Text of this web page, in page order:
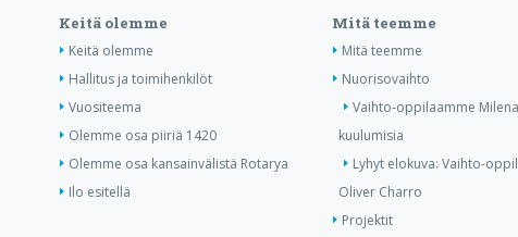
Keitä olemme
Keitä olemme
Hallitus ja toimihenkilöt
Vuositeema
Olemme osa piiriä 1420
Olemme osa kansainvälistä Rotarya
Ilo esitellä
Mitä teemme
Mitä teemme
Nuorisovaihto
Vaihto-oppilaamme
kuulumisia
Lyhyt elokuva: Vaihto-
Oliver Charro
Projektit